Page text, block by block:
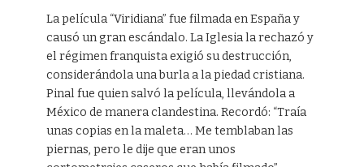
La película “Viridiana” fue filmada en España y
causó un gran escándalo. La Iglesia la rechazó y
el régimen franquista exigió su destrucción,
considerándola una burla a la piedad cristiana.
Pinal fue quien salvó la película, llevándola a
México de manera clandestina. Recordó: “Traía
unas copias en la maleta… Me temblaban las
piernas, pero le dije que eran unos